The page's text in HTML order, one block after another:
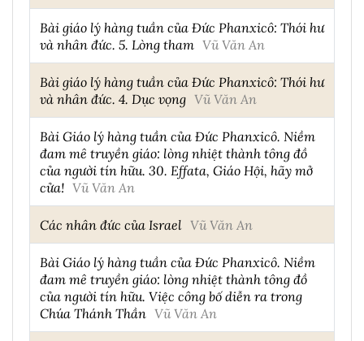
Bài giáo lý hàng tuần của Đức Phanxicô: Thói hư
và nhân đức. 5. Lòng tham Vũ Văn An
Bài giáo lý hàng tuần của Đức Phanxicô: Thói hư
và nhân đức. 4. Dục vọng Vũ Văn An
Bài Giáo lý hàng tuần của Đức Phanxicô. Niềm
đam mê truyền giáo: lòng nhiệt thành tông đồ
của người tín hữu. 30. Effata, Giáo Hội, hãy mở
cửa! Vũ Văn An
Các nhân đức của Israel Vũ Văn An
Bài Giáo lý hàng tuần của Đức Phanxicô. Niềm
đam mê truyền giáo: lòng nhiệt thành tông đồ
của người tín hữu. Việc công bố diễn ra trong
Chúa Thánh Thần Vũ Văn An